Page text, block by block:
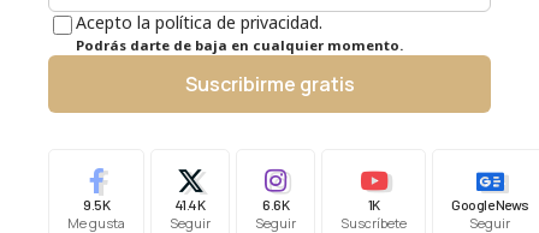
Acepto la política de privacidad.
Podrás darte de baja en cualquier momento.
Suscribirme gratis
9.5K
Me gusta
41.4K
Seguir
6.6K
Seguir
1K
Suscríbete
Google News
Seguir